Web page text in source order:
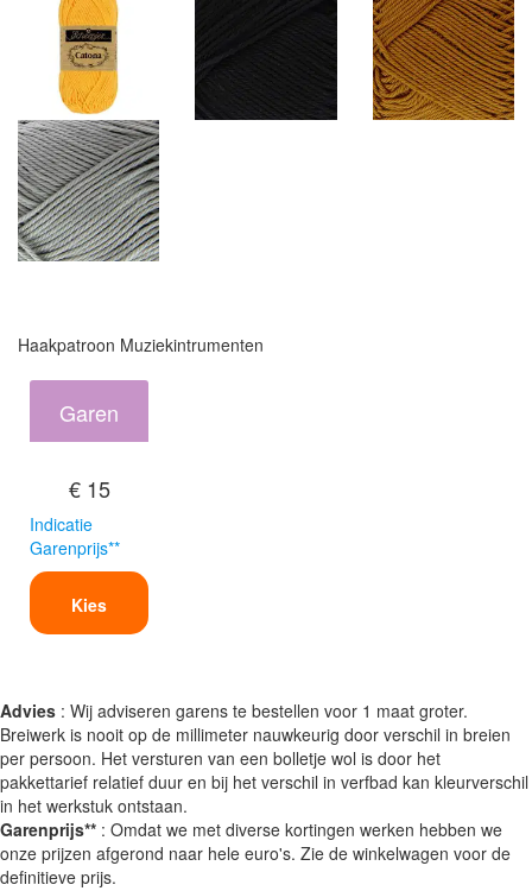
Haakpatroon Muziekintrumenten
Garen
€ 15
Indicatie
Garenprijs**
Kies
Advies : Wij adviseren garens te bestellen voor 1 maat groter.
Breiwerk is nooit op de millimeter nauwkeurig door verschil in breien
per persoon. Het versturen van een bolletje wol is door het
pakkettarief relatief duur en bij het verschil in verfbad kan kleurverschil
in het werkstuk ontstaan.
Garenprijs** : Omdat we met diverse kortingen werken hebben we
onze prijzen afgerond naar hele euro's. Zie de winkelwagen voor de
definitieve prijs.